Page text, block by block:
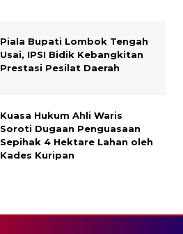
Piala Bupati Lombok Tengah
Usai, IPSI Bidik Kebangkitan
Prestasi Pesilat Daerah
Kuasa Hukum Ahli Waris
Soroti Dugaan Penguasaan
Sepihak 4 Hektare Lahan oleh
Kades Kuripan